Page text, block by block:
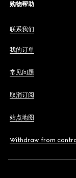
购物帮助
联系我们
我的订单
常见问题
取消订阅
站点地图
Withdraw from